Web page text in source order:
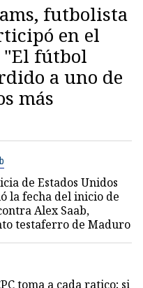
futbolista
en el
"El fútbol
a uno de
más
de Estados Unidos
la fecha del inicio de
Alex Saab,
testaferro de Maduro
toma a cada ratico; si